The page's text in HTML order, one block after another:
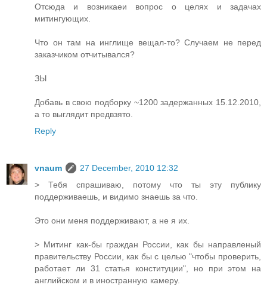
Отсюда и возникаеи вопрос о целях и задачах
митингующих.
Что он там на инглище вещал-то? Случаем не перед
заказчиком отчитывался?
ЗЫ
Добавь в свою подборку ~1200 задержанных 15.12.2010,
а то выглядит предвзято.
Reply
vnaum
27 December, 2010 12:32
> Тебя спрашиваю, потому что ты эту публику
поддерживаешь, и видимо знаешь за что.
Это они меня поддерживают, а не я их.
> Митинг как-бы граждан России, как бы направленый
правительству России, как бы с целью "чтобы проверить,
работает ли 31 статья конституции", но при этом на
английском и в иностранную камеру.